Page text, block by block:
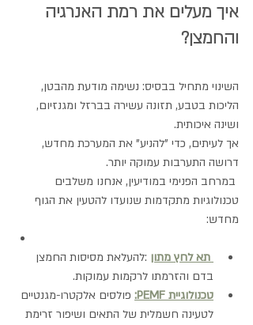
איך מעלים את רמת האנרגיה
והחמצן?
השינוי מתחיל בבסיס: נשימה מודעת מהבטן,
הליכות בטבע, תזונה עשירה בברזל ומגנזיום,
ושינה איכותית.
אך לעיתים, כדי "להניע" את המערכת מחדש,
דרושה התערבות עמוקה יותר.
במרחב הפנימי במודיעין, אנחנו משלבים
טכנולוגיות מתקדמות שנועדו להטעין את הגוף
מחדש:
תא לחץ מתון :להעלאת מסיסות החמצן
בדם והזרמתו לרקמות עמוקות.
טכנולוגיית PEMF:
פולסים אלקטרו-מגנטיים
לטעינה חשמלית של התאים ושיפור זרימת